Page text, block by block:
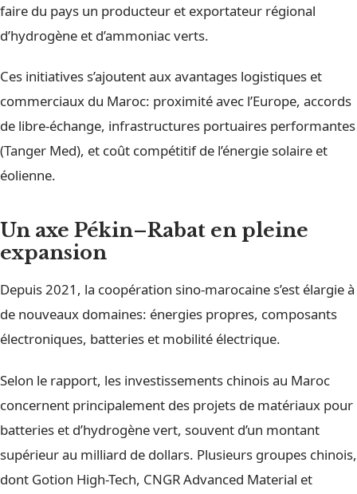
faire du pays un producteur et exportateur régional
d’hydrogène et d’ammoniac verts.
Ces initiatives s’ajoutent aux avantages logistiques et
commerciaux du Maroc: proximité avec l’Europe, accords
de libre-échange, infrastructures portuaires performantes
(Tanger Med), et coût compétitif de l’énergie solaire et
éolienne.
Un axe Pékin–Rabat en pleine
expansion
Depuis 2021, la coopération sino-marocaine s’est élargie à
de nouveaux domaines: énergies propres, composants
électroniques, batteries et mobilité électrique.
Selon le rapport, les investissements chinois au Maroc
concernent principalement des projets de matériaux pour
batteries et d’hydrogène vert, souvent d’un montant
supérieur au milliard de dollars. Plusieurs groupes chinois,
dont Gotion High-Tech, CNGR Advanced Material et